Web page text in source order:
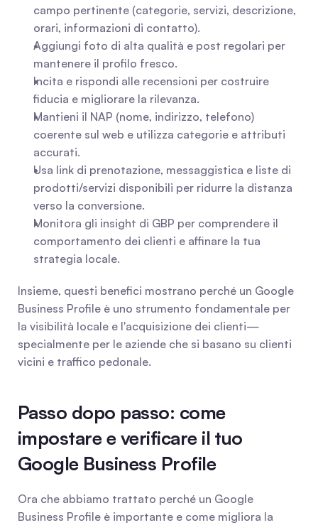
campo pertinente (categorie, servizi, descrizione,
orari, informazioni di contatto).
Aggiungi foto di alta qualità e post regolari per
mantenere il profilo fresco.
Incita e rispondi alle recensioni per costruire
fiducia e migliorare la rilevanza.
Mantieni il NAP (nome, indirizzo, telefono)
coerente sul web e utilizza categorie e attributi
accurati.
Usa link di prenotazione, messaggistica e liste di
prodotti/servizi disponibili per ridurre la distanza
verso la conversione.
Monitora gli insight di GBP per comprendere il
comportamento dei clienti e affinare la tua
strategia locale.
Insieme, questi benefici mostrano perché un Google
Business Profile è uno strumento fondamentale per
la visibilità locale e l'acquisizione dei clienti—
specialmente per le aziende che si basano su clienti
vicini e traffico pedonale.
Passo dopo passo: come
impostare e verificare il tuo
Google Business Profile
Ora che abbiamo trattato perché un Google
Business Profile è importante e come migliora la